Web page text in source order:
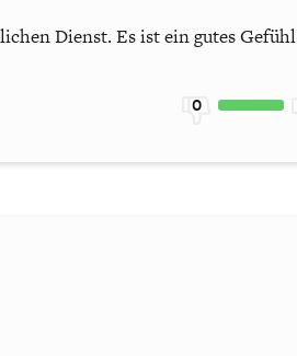
Dienst. Es ist ein gutes Gefühl
0